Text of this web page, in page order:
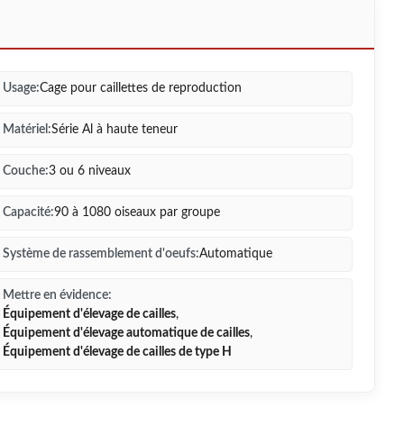
Usage:Cage pour caillettes de reproduction
Matériel:Série Al à haute teneur
Couche:3 ou 6 niveaux
Capacité:90 à 1080 oiseaux par groupe
Système de rassemblement d'oeufs:Automatique
Mettre en évidence:
Équipement d'élevage de cailles,
Équipement d'élevage automatique de cailles,
Équipement d'élevage de cailles de type H